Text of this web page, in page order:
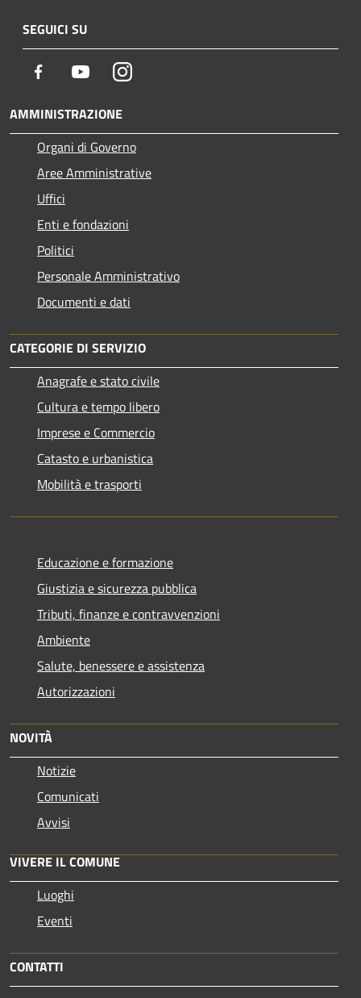
SEGUICI SU
Facebook YoutubeInstagram
AMMINISTRAZIONE
Organi di Governo
Aree Amministrative
Uffici
Enti e fondazioni
Politici
Personale Amministrativo
Documenti e dati
CATEGORIE DI SERVIZIO
Anagrafe e stato civile
Cultura e tempo libero
Imprese e Commercio
Catasto e urbanistica
Mobilità e trasporti
Educazione e formazione
Giustizia e sicurezza pubblica
Tributi, finanze e contravvenzioni
Ambiente
Salute, benessere e assistenza
Autorizzazioni
NOVITÀ
Notizie
Comunicati
Avvisi
VIVERE IL COMUNE
Luoghi
Eventi
CONTATTI